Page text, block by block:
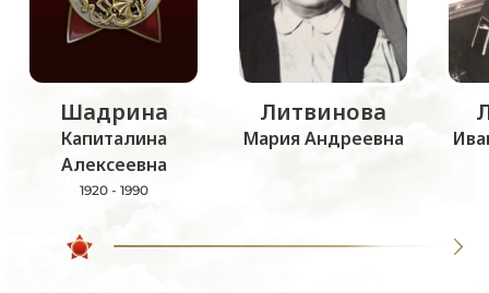
Шадрина
Капиталина
Алексеевна
1920 - 1990
Литвинова
Мария Андреевна